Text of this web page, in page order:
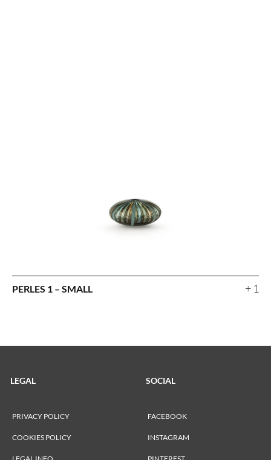
PERLES 1 – SMALL + 1
LEGAL
PRIVACY POLICY
COOKIES POLICY
SOCIAL
FACEBOOK
INSTAGRAM